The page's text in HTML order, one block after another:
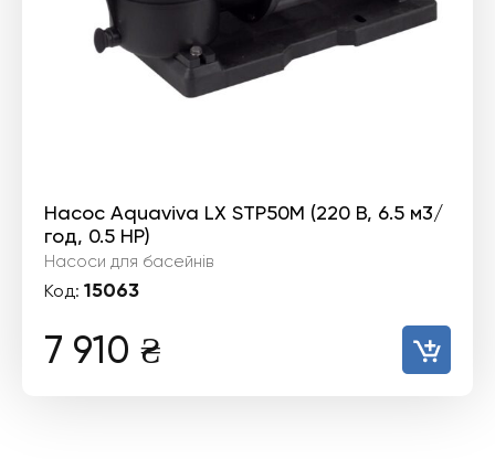
Насос Aquaviva LX STP50M (220 В, 6.5 м3/
год, 0.5 HP)
Насоси для басейнів
Код: 15063
7 910 ₴